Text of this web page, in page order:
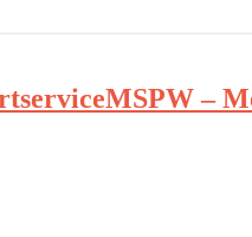
MSPW –